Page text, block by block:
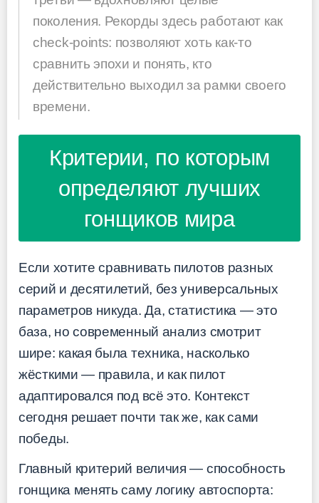
поколения. Рекорды здесь работают как
check-points: позволяют хоть как-то
сравнить эпохи и понять, кто
действительно выходил за рамки своего
времени.
Критерии, по которым
определяют лучших
гонщиков мира
Если хотите сравнивать пилотов разных
серий и десятилетий, без универсальных
параметров никуда. Да, статистика — это
база, но современный анализ смотрит
шире: какая была техника, насколько
жёсткими — правила, и как пилот
адаптировался под всё это. Контекст
сегодня решает почти так же, как сами
победы.
Главный критерий величия — способность
гонщика менять саму логику автоспорта: